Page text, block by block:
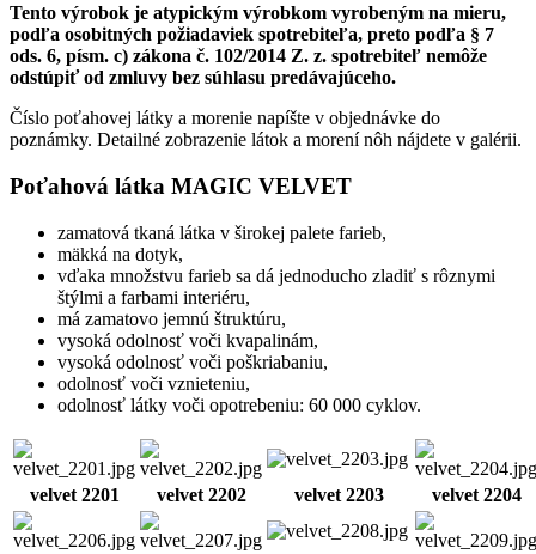
Tento výrobok je atypickým výrobkom vyrobeným na mieru,
podľa osobitných požiadaviek spotrebiteľa, preto podľa § 7
ods. 6, písm. c) zákona č. 102/2014 Z. z. spotrebiteľ nemôže
odstúpiť od zmluvy bez súhlasu predávajúceho.
Číslo poťahovej látky a morenie napíšte v objednávke do
poznámky. Detailné zobrazenie látok a morení nôh nájdete v galérii.
Poťahová látka MAGIC VELVET
zamatová tkaná látka v širokej palete farieb,
mäkká na dotyk,
vďaka množstvu farieb sa dá jednoducho zladiť s rôznymi
štýlmi a farbami interiéru,
má zamatovo jemnú štruktúru,
vysoká odolnosť voči kvapalinám,
vysoká odolnosť voči poškriabaniu,
odolnosť voči vznieteniu,
odolnosť látky voči opotrebeniu: 60 000 cyklov.
velvet 2201 velvet 2202 velvet 2203 velvet 2204